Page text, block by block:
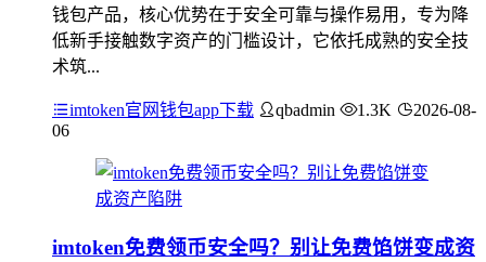
钱包产品，核心优势在于安全可靠与操作易用，专为降
低新手接触数字资产的门槛设计，它依托成熟的安全技
术筑...
imtoken官网钱包app下载 qbadmin 1.3K
2026-08-
06
imtoken免费领币安全吗？别让免费馅饼变成资